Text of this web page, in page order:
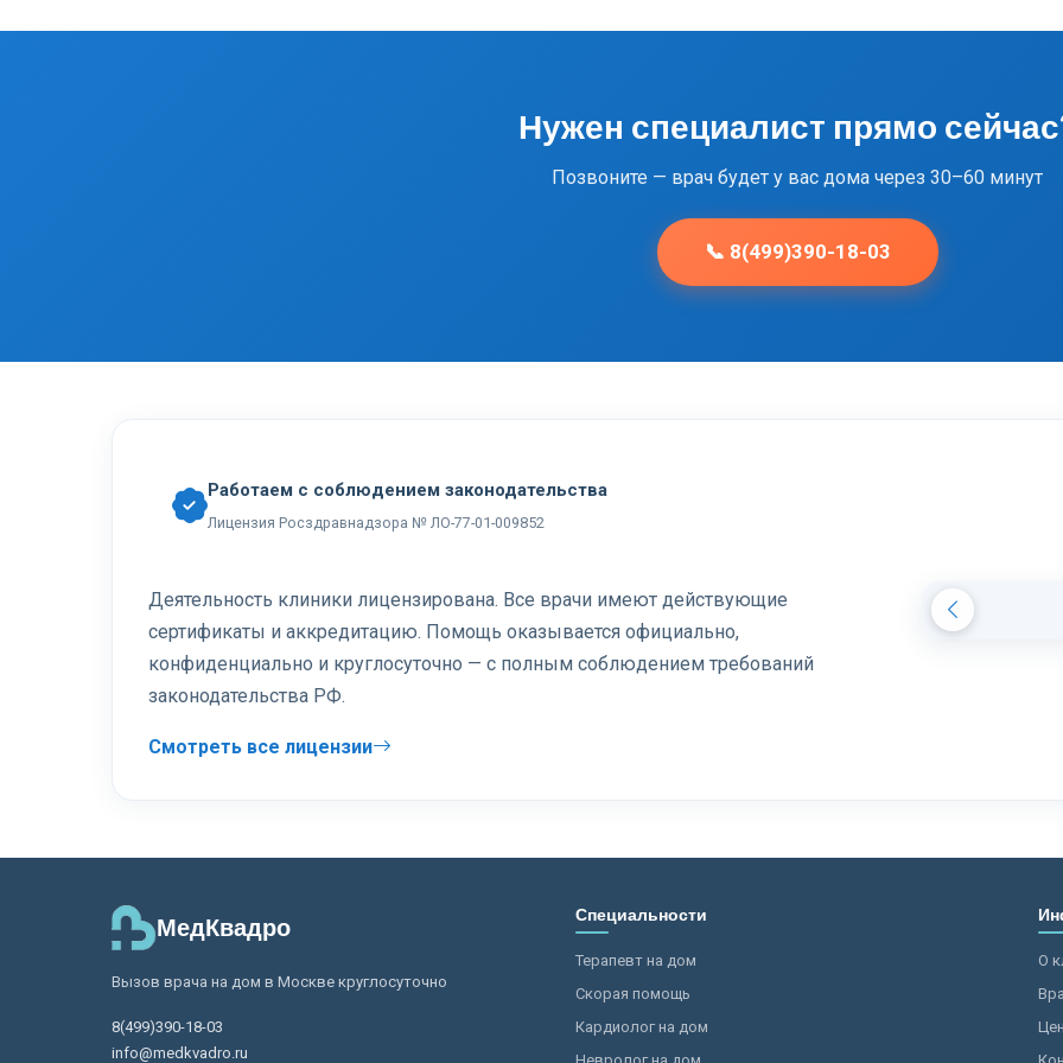
Нужен специалист прямо
Позвоните — врач будет у вас дома через 30–60 минут
📞 8(499)390-18-03
Работаем с соблюдением законодательства
Лицензия Росздравнадзора № ЛО-77-01-009852
Деятельность клиники лицензирована. Все врачи имеют действующие
сертификаты и аккредитацию. Помощь оказывается официально,
конфиденциально и круглосуточно — с полным соблюдением требований
законодательства РФ.
Смотреть все лицензии
МедКвадро
Вызов врача на дом в Москве круглосуточно
8(499)390-18-03
info@medkvadro.ru
Специальности
Терапевт на дом
Скорая помощь
Кардиолог на дом
О